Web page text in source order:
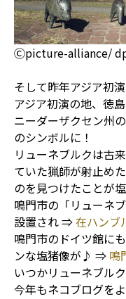
Ⓒpicture-alliance/
そして昨年アジア初
アジア初演の地、徳
ニーダーザクセン州
のシンボルに！
リューネブルクは古
ていた猟師が射止め
のを見つけたことが
鳴門市の「リューネ
設置され ⇒在ハンブ
鳴門市のドイツ館に
ンな塩猪像が♪ ⇒ 鳴
いつかリューネブル
今年もネコブログを